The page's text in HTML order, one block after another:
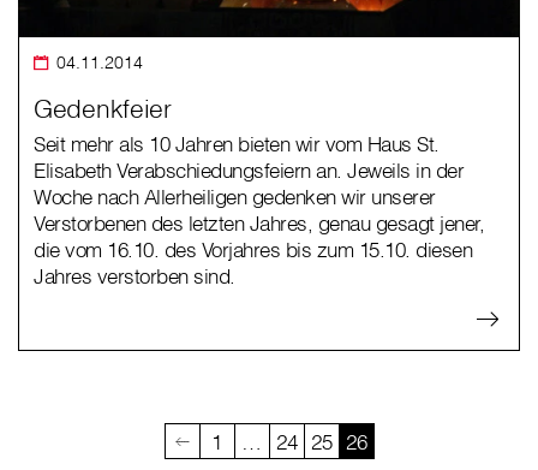
04.11.2014
Gedenkfeier
Seit mehr als 10 Jahren bieten wir vom Haus St.
Elisabeth Verabschiedungsfeiern an. Jeweils in der
Woche nach Allerheiligen gedenken wir unserer
Verstorbenen des letzten Jahres, genau gesagt jener,
die vom 16.10. des Vorjahres bis zum 15.10. diesen
Jahres verstorben sind.
1 … 24 25 26